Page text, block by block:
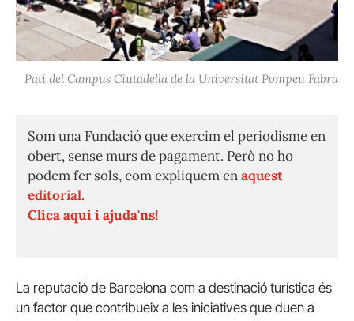
Pati del Campus Ciutadella de la Universitat Pompeu Fabra
Som una Fundació que exercim el periodisme en
obert, sense murs de pagament. Però no ho
podem fer sols, com expliquem enaquest
editorial.
Clica aquí i ajuda'ns!
La reputació de Barcelona com a destinació turística és
un factor que contribueix a les iniciatives que duen a